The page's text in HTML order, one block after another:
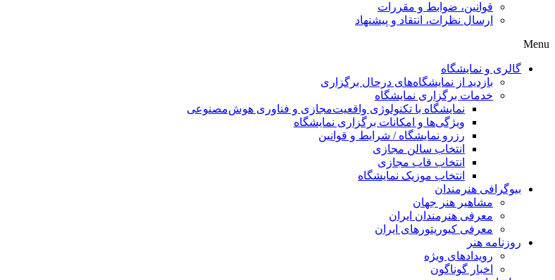
قوانین، ضوابط و مقررات
ارسال نظرات، انتقاد و پیشنهاد
Menu
گالری و نمایشگاه
بازدید از نمایشگاه‌های درحال برگزاری
خدمات برگزاری نمایشگاه
نمایشگاه با تکنولوژی واقعیت‌مجازی و فناوری هوش‌مصنوعی
ویژگی‌ها و امکانات برگزاری نمایشگاه
رزرو نمایشگاه / شرایط و قوانین
انتخاب سالن مجازی
انتخاب قاب مجازی
انتخاب موزیک نمایشگاه
بیوگرافی هنرمندان
مشاهیر هنر جهان
معرفی هنرمندان ایران
معرفی کیوریتورهای ایران
روزنامه هنر
رویدادهای ویژه
اخبار گوناگون